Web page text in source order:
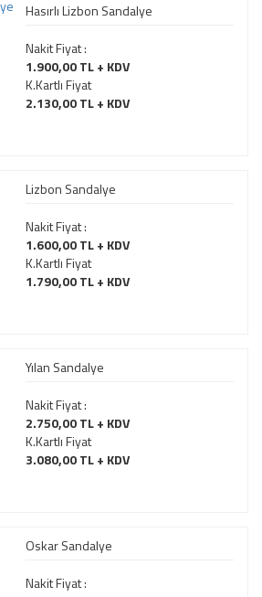
Hasırlı Lizbon Sandalye
Nakit Fiyat :
1.900,00 TL + KDV
K.Kartlı Fiyat
2.130,00 TL + KDV
Lizbon Sandalye
Nakit Fiyat :
1.600,00 TL + KDV
K.Kartlı Fiyat
1.790,00 TL + KDV
Yılan Sandalye
Nakit Fiyat :
2.750,00 TL + KDV
K.Kartlı Fiyat
3.080,00 TL + KDV
Oskar Sandalye
Nakit Fiyat :